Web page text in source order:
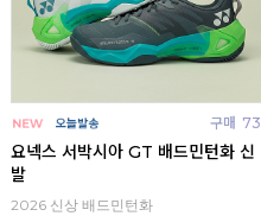
구매 73
요넥스 서박시아 GT 배드민턴화 신
발
2026 신상 배드민턴화